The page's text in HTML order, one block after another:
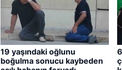
19 yaşındaki oğlunu
boğulma sonucu kaybeden